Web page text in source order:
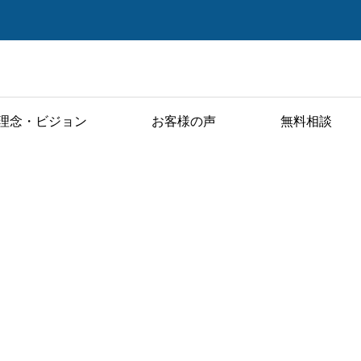
念・ビジョン お客様の声 無料相談